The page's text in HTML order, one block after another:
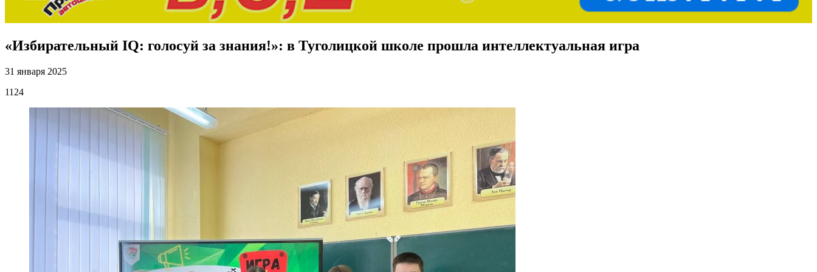
«Избирательный IQ: голосуй за знания!»: в Туголицкой школе прошла интеллектуальная игра
31 января 2025
1124